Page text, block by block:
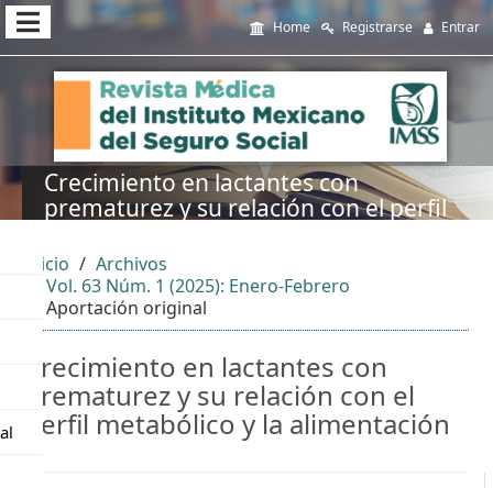
##plugins.themes.themeEleven.accessible_menu.sidebar##
Home Registrarse Entrar
Crecimiento en lactantes con
prematurez y su relación con el perfil
Inicio
Archivos
Vol. 63 Núm. 1 (2025): Enero-Febrero
Aportación original
Crecimiento en lactantes con
prematurez y su relación con el
perfil metabólico y la alimentación